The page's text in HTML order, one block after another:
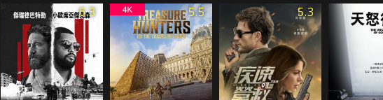
6.3 5.5 5.3